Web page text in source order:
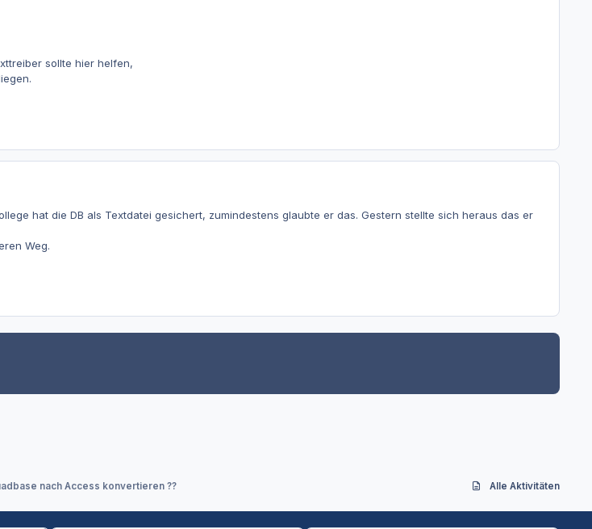
sollte hier helfen,
hat die DB als Textdatei gesichert, zumindestens glaubte er das. Gestern stellte sich heraus das er
Weg.
nach Access konvertieren ?? Alle Aktivitäten